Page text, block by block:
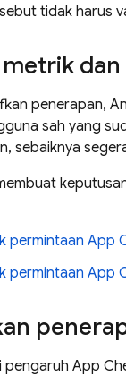
tidak harus
penerapan,
sah yang
sebaiknya
permintaan App
permintaan App
pengaruh App